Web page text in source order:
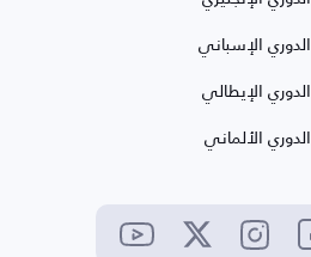
الدوري الإسباني
الدوري الإيطالي
الدوري الألماني